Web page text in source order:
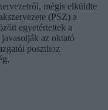
mégis elküldte
(PSZ) a
egyetértettek a
az oktató
poszthoz